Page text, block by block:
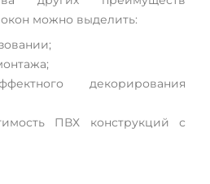
можно выделить:
декорирования
ПВХ конструкций с